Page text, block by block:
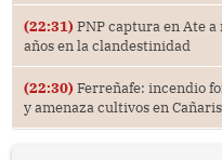
(22:31) PNP captura en Ate
años en la clandestinidad
(22:30) Ferreñafe: incendio
y amenaza cultivos en Cañaris